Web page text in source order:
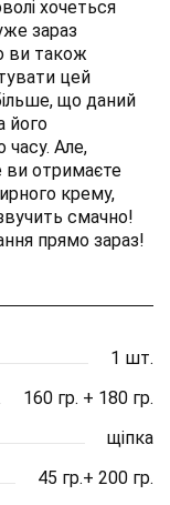
хочеться
зараз
ви також
цей
що даний
його
часу. Але,
ви отримаєте
крему,
смачно!
прямо зараз!
1 шт.
160 гр. + 180 гр.
щіпка
45 гр.+ 200 гр.